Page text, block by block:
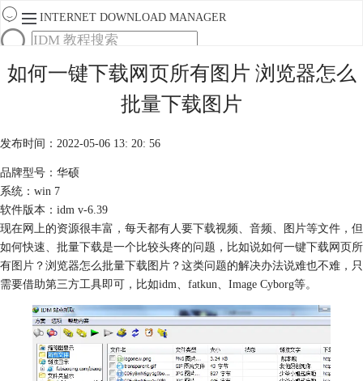
INTERNET DOWNLOAD MANAGER
首页
产品
购买
如何一键下载网页所有图片 浏览器怎么
批量下载图片
发布时间：2022-05-06 13: 20: 56
品牌型号：华硕
系统：win 7
软件版本：idm v-6.39
现在网上的资源很丰富，每天都有人要下载视频、音频、图片等文件，但
如何快速、批量下载是一个比较头疼的问题，比如说如何一键下载网页所
有图片 ？浏览器怎么批量下载图片？这类问题的解决办法说难也不难，只
需要借助第三方工具即可，比如idm、fatkun、Image Cyborg等。